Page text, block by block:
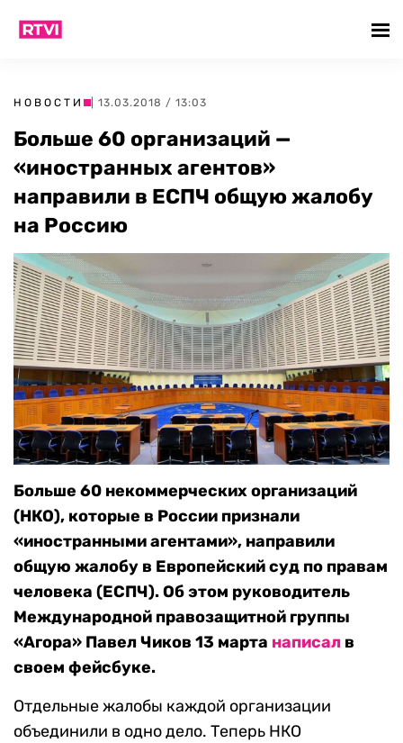
НОВОСТИ | 13.03.2018 / 13:03
Больше 60 организаций —
«иностранных агентов»
направили в ЕСПЧ общую жалобу
на Россию
Больше 60 некоммерческих организаций
(НКО), которые в России признали
«иностранными агентами», направили
общую жалобу в Европейский суд по правам
человека (ЕСПЧ). Об этом руководитель
Международной правозащитной группы
«Агора» Павел Чиков 13 марта написал в
своем фейсбуке.
Отдельные жалобы каждой организации
объединили в одно дело. Теперь НКО